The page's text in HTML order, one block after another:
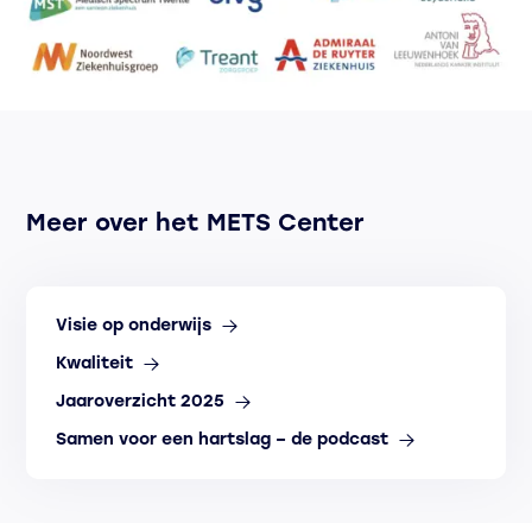
Meer over het METS Center
Visie op onderwijs
Kwaliteit
Jaaroverzicht 2025
Samen voor een hartslag – de podcast